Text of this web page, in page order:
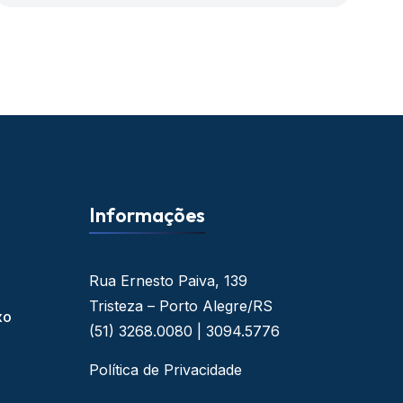
Informações
Rua Ernesto Paiva, 139
Tristeza – Porto Alegre/RS
(51) 3268.0080 | 3094.5776
Política de Privacidade